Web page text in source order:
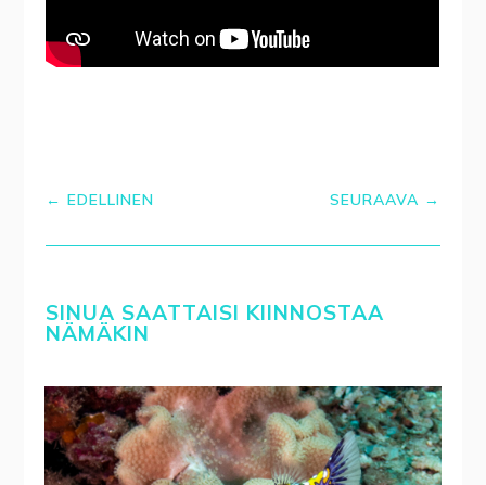
←EDELLINEN SEURAAVA →
SINUA SAATTAISI KIINNOSTAA
NÄMÄKIN